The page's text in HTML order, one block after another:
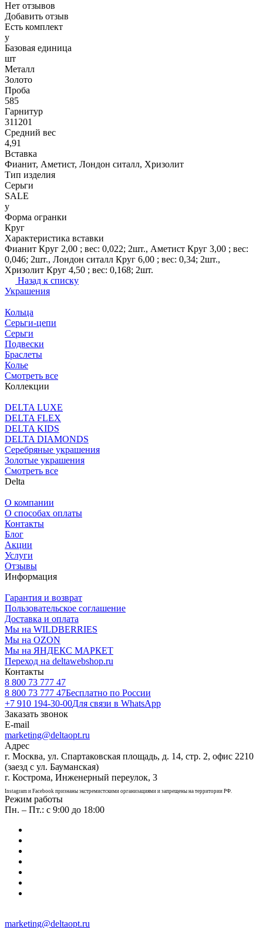
Нет отзывов
Добавить отзыв
Есть комплект
y
Базовая единица
шт
Металл
Золото
Проба
585
Гарнитур
311201
Средний вес
4,91
Вставка
Фианит, Аметист, Лондон ситалл, Хризолит
Тип изделия
Серьги
SALE
y
Форма огранки
Круг
Характеристика вставки
Фианит Круг 2,00 ; вес: 0,022; 2шт., Аметист Круг 3,00 ; вес:
0,046; 2шт., Лондон ситалл Круг 6,00 ; вес: 0,34; 2шт.,
Хризолит Круг 4,50 ; вес: 0,168; 2шт.
Назад к списку
Украшения
Кольца
Серьги-цепи
Серьги
Подвески
Браслеты
Колье
Смотреть все
Коллекции
DELTA LUXE
DELTA FLEX
DELTA KIDS
DELTA DIAMONDS
Серебряные украшения
Золотые украшения
Смотреть все
Delta
О компании
О способах оплаты
Контакты
Блог
Акции
Услуги
Отзывы
Информация
Гарантия и возврат
Пользовательское соглашение
Доставка и оплата
Мы на WILDBERRIES
Мы на OZON
Мы на ЯНДЕКС МАРКЕТ
Переход на deltawebshop.ru
Контакты
8 800 73 777 47
8 800 73 777 47Бесплатно по России
+7 910 194-30-00Для связи в WhatsApp
Заказать звонок
E-mail
marketing@deltaopt.ru
Адрес
г. Москва, ул. Спартаковская площадь, д. 14, стр. 2, офис 2210
(заезд с ул. Бауманская)
г. Кострома, Инженерный переулок, 3
Instagram и Facebook признаны экстремистскими организациями и запрещены на территории РФ.
Режим работы
Пн. – Пт.: с 9:00 до 18:00
marketing@deltaopt.ru